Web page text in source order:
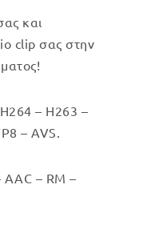
και
clip σας στην
– H263 –
– AVS.
– RM –